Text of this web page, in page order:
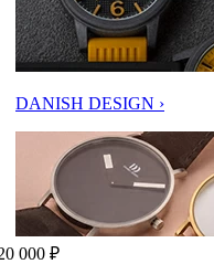
DANISH DESIGN ›
000 ₽